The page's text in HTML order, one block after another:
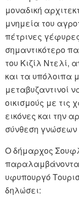
μοναδική
μνημεία του
πέτρινες
σημαντικότερο
του Κιζίλ Ντελί,
και τα υπόλοιπα
μεταβυζαντινοί
οικισμούς με τις
εικόνες και την
σύνθεση
Ο δήμαρχος
υφυπουργό
δηλώσει: